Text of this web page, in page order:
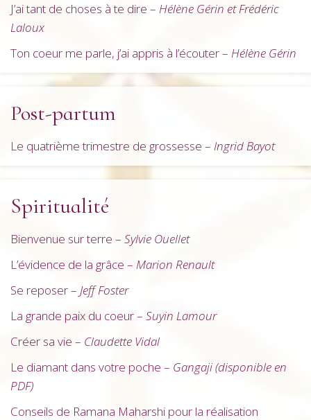
J’ai tant de choses à te dire – Hélène Gérin et Frédéric
Laloux
Ton coeur me parle, j’ai appris à l’écouter – Hélène Gérin
Post-partum
Le quatrième trimestre de grossesse – Ingrid Bayot
Spiritualité
Bienvenue sur terre – Sylvie Ouellet
L’évidence de la grâce – Marion Renault
Se reposer – Jeff Foster
La grande paix du coeur – Suyin Lamour
Créer sa vie – Claudette Vidal
Le diamant dans votre poche – Gangaji (disponible en
PDF)
Conseils de Ramana Maharshi pour la réalisation